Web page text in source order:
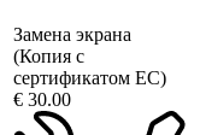
Замена экрана
(Копия с
сертификатом ЕС)
€ 30.00